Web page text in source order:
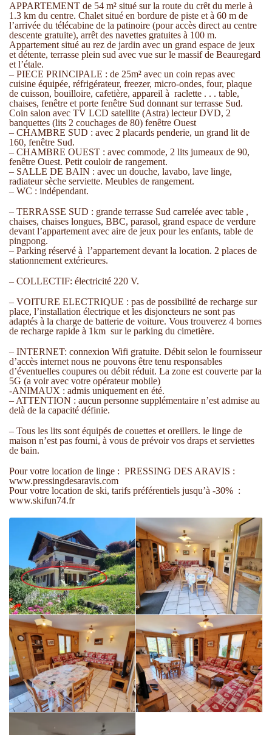
APPARTEMENT de 54 m² situé sur la route du crêt du merle à
1.3 km du centre. Chalet situé en bordure de piste et à 60 m de
l’arrivée du télécabine de la patinoire (pour accès direct au centre
descente gratuite), arrêt des navettes gratuites à 100 m.
Appartement situé au rez de jardin avec un grand espace de jeux
et détente, terrasse plein sud avec vue sur le massif de Beauregard
et l’étale.
– PIECE PRINCIPALE : de 25m² avec un coin repas avec
cuisine équipée, réfrigérateur, freezer, micro-ondes, four, plaque
de cuisson, bouilloire, cafetière, appareil à raclette . . . table,
chaises, fenêtre et porte fenêtre Sud donnant sur terrasse Sud.
Coin salon avec TV LCD satellite (Astra) lecteur DVD, 2
banquettes (lits 2 couchages de 80) fenêtre Ouest
– CHAMBRE SUD : avec 2 placards penderie, un grand lit de
160, fenêtre Sud.
– CHAMBRE OUEST : avec commode, 2 lits jumeaux de 90,
fenêtre Ouest. Petit couloir de rangement.
– SALLE DE BAIN : avec un douche, lavabo, lave linge,
radiateur sèche serviette. Meubles de rangement.
– WC : indépendant.
– TERRASSE SUD : grande terrasse Sud carrelée avec table ,
chaises, chaises longues, BBC, parasol, grand espace de verdure
devant l’appartement avec aire de jeux pour les enfants, table de
pingpong.
– Parking réservé à l’appartement devant la location. 2 places de
stationnement extérieures.
– COLLECTIF: électricité 220 V.
– VOITURE ELECTRIQUE : pas de possibilité de recharge sur
place, l’installation électrique et les disjoncteurs ne sont pas
adaptés à la charge de batterie de voiture. Vous trouverez 4 bornes
de recharge rapide à 1km sur le parking du cimetière.
– INTERNET: connexion Wifi gratuite. Débit selon le fournisseur
d’accès internet nous ne pouvons être tenu responsables
d’éventuelles coupures ou débit réduit. La zone est couverte par la
5G (a voir avec votre opérateur mobile)
-ANIMAUX : admis uniquement en été.
– ATTENTION : aucun personne supplémentaire n’est admise au
delà de la capacité définie.
– Tous les lits sont équipés de couettes et oreillers. le linge de
maison n’est pas fourni, à vous de prévoir vos draps et serviettes
de bain.
Pour votre location de linge : PRESSING DES ARAVIS :
www.pressingdesaravis.com
Pour votre location de ski, tarifs préférentiels jusqu’à -30% :
www.skifun74.fr